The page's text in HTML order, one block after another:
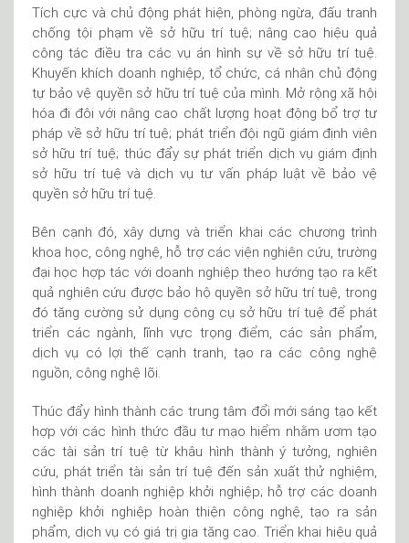
Tích cực và chủ động phát hiện, phòng ngừa, đấu tranh
chống tội phạm về sở hữu trí tuệ; nâng cao hiệu quả
công tác điều tra các vụ án hình sự về sở hữu trí tuệ.
Khuyến khích doanh nghiệp, tổ chức, cá nhân chủ động
tự bảo vệ quyền sở hữu trí tuệ của mình. Mở rộng xã hội
hóa đi đôi với nâng cao chất lượng hoạt động bổ trợ tư
pháp về sở hữu trí tuệ; phát triển đội ngũ giám định viên
sở hữu trí tuệ; thúc đẩy sự phát triển dịch vụ giám định
sở hữu trí tuệ và dịch vụ tư vấn pháp luật về bảo vệ
quyền sở hữu trí tuệ.
Bên cạnh đó, xây dựng và triển khai các chương trình
khoa học, công nghệ, hỗ trợ các viện nghiên cứu, trường
đại học hợp tác với doanh nghiệp theo hướng tạo ra kết
quả nghiên cứu được bảo hộ quyền sở hữu trí tuệ, trong
đó tăng cường sử dụng công cụ sở hữu trí tuệ để phát
triển các ngành, lĩnh vực trọng điểm, các sản phẩm,
dịch vụ có lợi thế cạnh tranh, tạo ra các công nghệ
nguồn, công nghệ lõi.
Thúc đẩy hình thành các trung tâm đổi mới sáng tạo kết
hợp với các hình thức đầu tư mạo hiểm nhằm ươm tạo
các tài sản trí tuệ từ khâu hình thành ý tưởng, nghiên
cứu, phát triển tài sản trí tuệ đến sản xuất thử nghiệm,
hình thành doanh nghiệp khởi nghiệp; hỗ trợ các doanh
nghiệp khởi nghiệp hoàn thiện công nghệ, tạo ra sản
phẩm, dịch vụ có giá trị gia tăng cao. Triển khai hiệu quả